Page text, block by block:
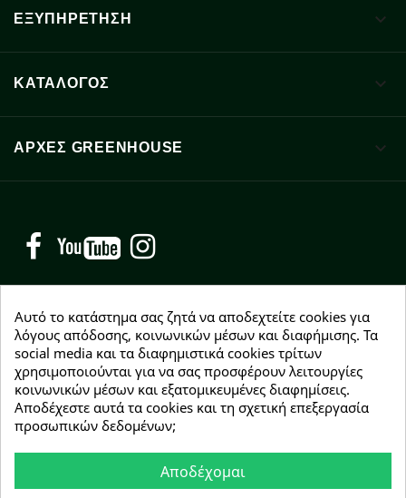
ΕΞΥΠΗΡΕΤΗΣΗ 
ΚΑΤΑΛΟΓΟΣ 
ΑΡΧΈΣ GREENHOUSE 
Facebook YouTube
NEWSLETTER
Εγγραφείτε δωρεάν και θα είστε οι πρώτοι που θα
λάβετε τα νέα μας γύρω από προσφορές, εκπτώσεις
και νέα προϊόντα.
Συμφωνώ με τουςόρους χρήσης
Αυτό το κατάστημα σας ζητά να αποδεχτείτε cookies για
λόγους απόδοσης, κοινωνικών μέσων και διαφήμισης. Τα
social media και τα διαφημιστικά cookies τρίτων
χρησιμοποιούνται για να σας προσφέρουν λειτουργίες
κοινωνικών μέσων και εξατομικευμένες διαφημίσεις.
Αποδέχεστε αυτά τα cookies και τη σχετική επεξεργασία
προσωπικών δεδομένων;
Αποδέχομαι